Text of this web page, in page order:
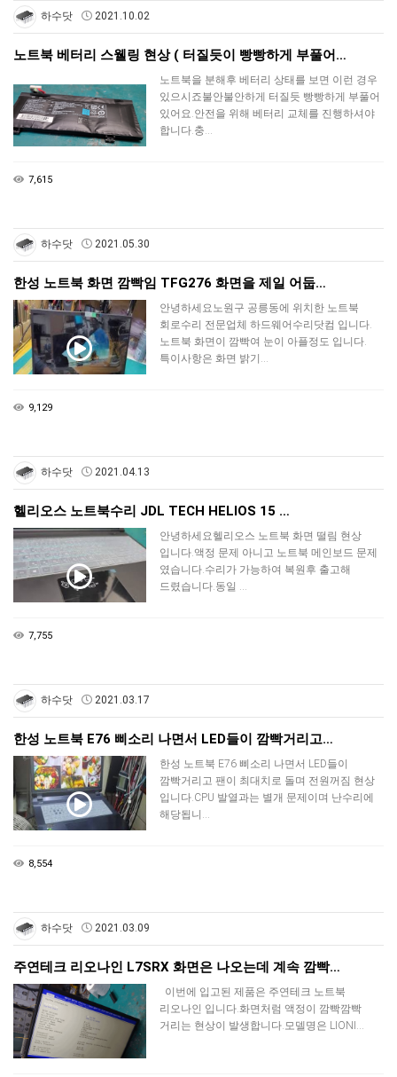
하수닷 2021.10.02
노트북 베터리 스웰링 현상 ( 터질듯이 빵빵하게 부풀어…
노트북을 분해후 베터리 상태를 보면 이런 경우
있으시죠불안불안하게 터질듯 빵빵하게 부풀어
있어요.안전을 위해 베터리 교체를 진행하셔야
합니다.충…
7,615
하수닷 2021.05.30
한성 노트북 화면 깜빡임 TFG276 화면을 제일 어둡…
안녕하세요노원구 공릉동에 위치한 노트북
회로수리 전문업체 하드웨어수리닷컴 입니다.
노트북 화면이 깜빡여 눈이 아플정도 입니다.
특이사항은 화면 밝기…
9,129
하수닷 2021.04.13
헬리오스 노트북수리 JDL TECH HELIOS 15 …
안녕하세요헬리오스 노트북 화면 떨림 현상
입니다.액정 문제 아니고 노트북 메인보드 문제
였습니다.수리가 가능하여 복원후 출고해
드렸습니다.동일 …
7,755
하수닷 2021.03.17
한성 노트북 E76 삐소리 나면서 LED들이 깜빡거리고…
한성 노트북 E76 삐소리 나면서 LED들이
깜빡거리고 팬이 최대치로 돌며 전원꺼짐 현상
입니다.CPU 발열과는 별개 문제이며 난수리에
해당됩니…
8,554
하수닷 2021.03.09
주연테크 리오나인 L7SRX 화면은 나오는데 계속 깜빡…
이번에 입고된 제품은 주연테크 노트북
리오나인 입니다.화면처럼 액정이 깜빡깜빡
거리는 현상이 발생합니다.모델명은 LIONI…